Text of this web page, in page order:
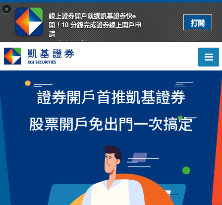
×
線上證券開戶就選凱基證券快e
開！10 分鐘完成證券線上開戶申
請
eoa.kgi.com.tw
證券開戶首推凱基證券
股票開戶免出門一次搞定